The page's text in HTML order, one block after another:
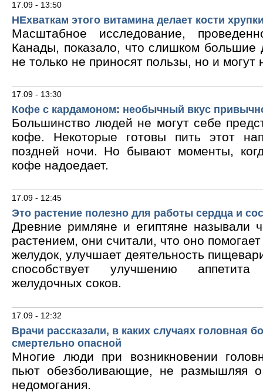
17.09 - 13:50
НЕхваткам этого витамина делает кости
Масштабное исследование,
Канады, показало, что слишком большие
не только не приносят пользы, но и могут
17.09 - 13:30
Кофе с кардамоном: необычный вкус
Большинство людей не могут себе
кофе. Некоторые готовы пить этот
поздней ночи. Но бывают моменты,
кофе надоедает.
17.09 - 12:45
Это растение полезно для работы сердца и
Древние римляне и египтяне называли
растением, они считали, что оно
желудок, улучшает деятельность
способствует улучшению
желудочных соков.
17.09 - 12:32
Врачи рассказали, в каких случаях головная
смертельно опасной
Многие люди при возникновении
пьют обезболивающие, не размышляя о
недомогания.